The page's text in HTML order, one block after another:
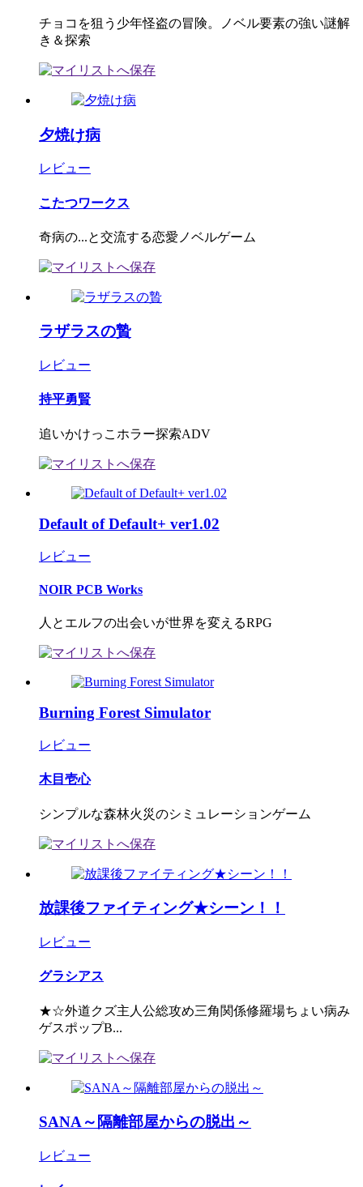
チョコを狙う少年怪盗の冒険。ノベル要素の強い謎解
き＆探索
夕焼け病
レビュー
こたつワークス
奇病の...と交流する恋愛ノベルゲーム
ラザラスの贄
レビュー
持平勇賢
追いかけっこホラー探索ADV
Default of Default+ ver1.02
レビュー
NOIR PCB Works
人とエルフの出会いが世界を変えるRPG
Burning Forest Simulator
レビュー
木目壱心
シンプルな森林火災のシミュレーションゲーム
放課後ファイティング★シーン！！
レビュー
グラシアス
★☆外道クズ主人公総攻め三角関係修羅場ちょい病み
ゲスポップB...
SANA～隔離部屋からの脱出～
レビュー